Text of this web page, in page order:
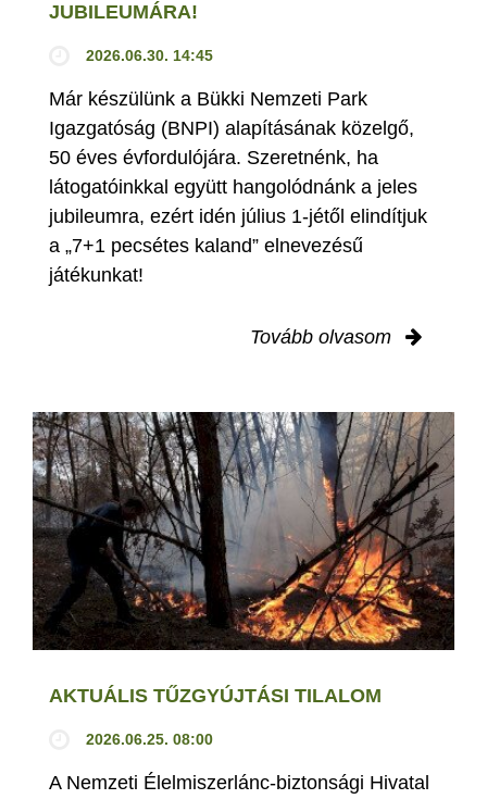
JUBILEUMÁRA!
2026.06.30. 14:45
Már készülünk a Bükki Nemzeti Park
Igazgatóság (BNPI) alapításának közelgő,
50 éves évfordulójára. Szeretnénk, ha
látogatóinkkal együtt hangolódnánk a jeles
jubileumra, ezért idén július 1-jétől elindítjuk
a „7+1 pecsétes kaland” elnevezésű
játékunkat!
Tovább olvasom
AKTUÁLIS TŰZGYÚJTÁSI TILALOM
2026.06.25. 08:00
A Nemzeti Élelmiszerlánc-biztonsági Hivatal